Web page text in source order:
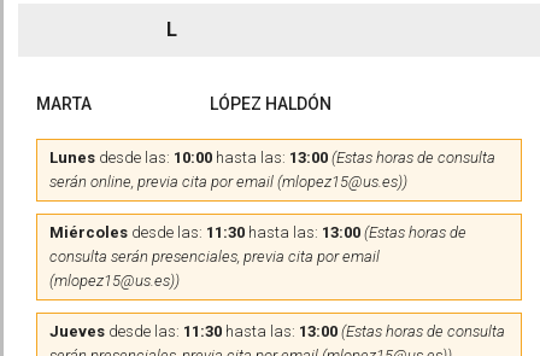
L
MARTA LÓPEZ HALDÓN
Lunes desde las: 10:00 hasta las: 13:00 (Estas horas de consulta
serán online, previa cita por email (mlopez15@us.es))
Miércoles desde las: 11:30 hasta las: 13:00 (Estas horas de
consulta serán presenciales, previa cita por email
(mlopez15@us.es))
Jueves desde las: 11:30 hasta las: 13:00 (Estas horas de consulta